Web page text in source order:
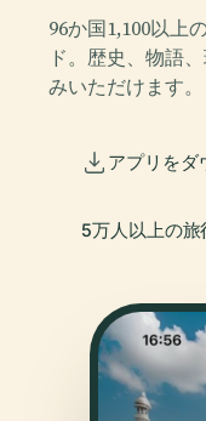
96か国1,100以上
ド。歴史、物語
みいただけます。
アプリをダ
5万人以上の旅